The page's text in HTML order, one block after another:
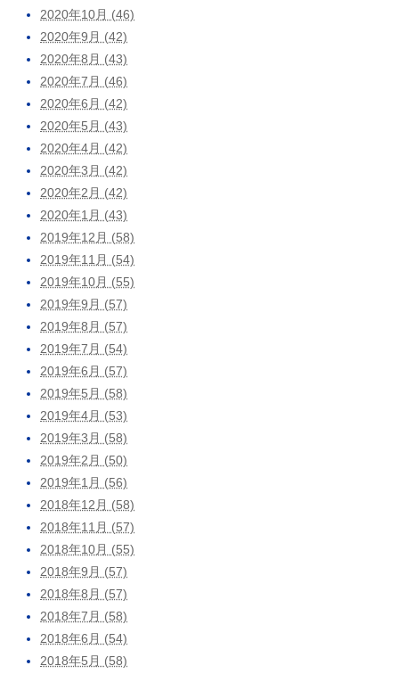
2020年10月 (46)
2020年9月 (42)
2020年8月 (43)
2020年7月 (46)
2020年6月 (42)
2020年5月 (43)
2020年4月 (42)
2020年3月 (42)
2020年2月 (42)
2020年1月 (43)
2019年12月 (58)
2019年11月 (54)
2019年10月 (55)
2019年9月 (57)
2019年8月 (57)
2019年7月 (54)
2019年6月 (57)
2019年5月 (58)
2019年4月 (53)
2019年3月 (58)
2019年2月 (50)
2019年1月 (56)
2018年12月 (58)
2018年11月 (57)
2018年10月 (55)
2018年9月 (57)
2018年8月 (57)
2018年7月 (58)
2018年6月 (54)
2018年5月 (58)